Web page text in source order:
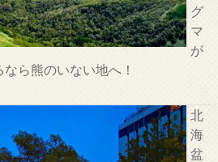
グ
マ
が
ら熊のいない地へ！
北
海
盆